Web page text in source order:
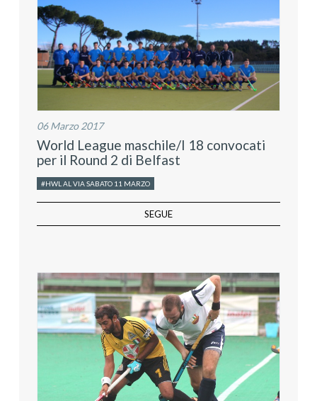
06 Marzo 2017
World League maschile/I 18 convocati
per il Round 2 di Belfast
#HWL AL VIA SABATO 11 MARZO
SEGUE